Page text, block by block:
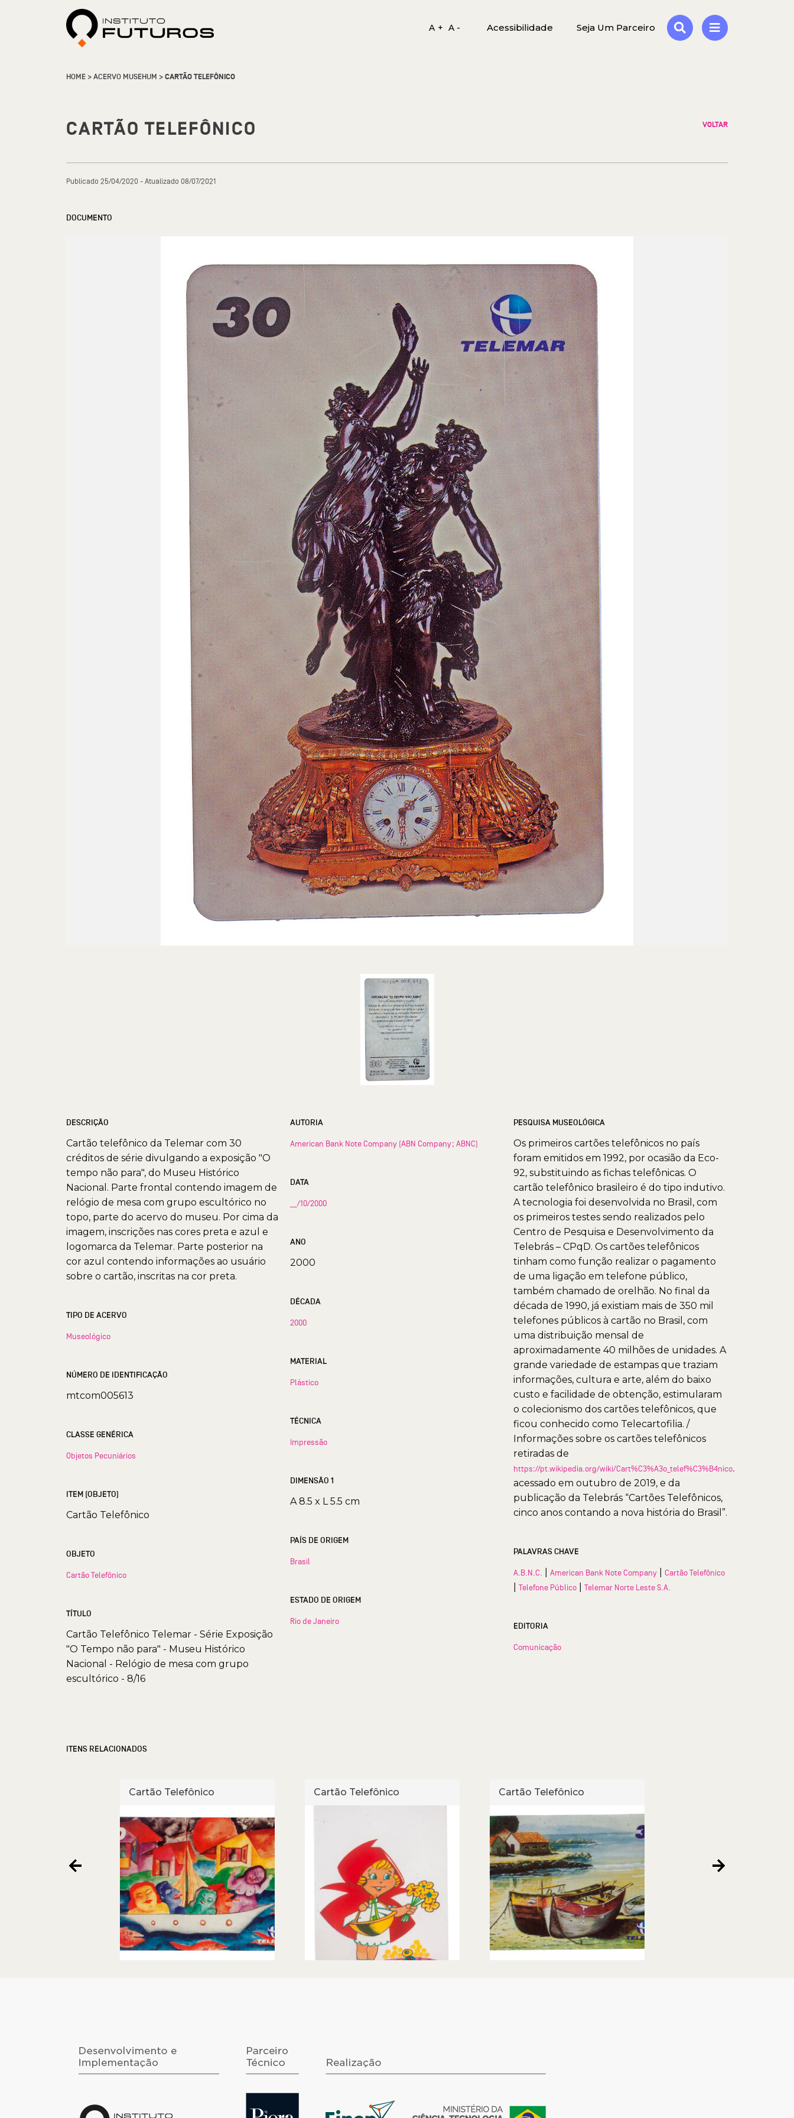
A + A - Acessibilidade Seja Um Parceiro
HOME>ACERVO MUSEHUM >CARTÃO TELEFÔNICO
CARTÃO TELEFÔNICO VOLTAR
Publicado 25/04/2020 - Atualizado 08/07/2021
DOCUMENTO
DESCRIÇÃO
Cartão telefônico da Telemar com 30
créditos de série divulgando a exposição "O
tempo não para", do Museu Histórico
Nacional. Parte frontal contendo imagem de
relógio de mesa com grupo escultórico no
topo, parte do acervo do museu. Por cima da
imagem, inscrições nas cores preta e azul e
logomarca da Telemar. Parte posterior na
cor azul contendo informações ao usuário
sobre o cartão, inscritas na cor preta.
TIPO DE ACERVO
Museológico
NÚMERO DE IDENTIFICAÇÃO
mtcom005613
CLASSE GENÉRICA
Objetos Pecuniários
ITEM (OBJETO)
Cartão Telefônico
OBJETO
Cartão Telefônico
TÍTULO
Cartão Telefônico Telemar - Série Exposição
"O Tempo não para" - Museu Histórico
Nacional - Relógio de mesa com grupo
escultórico - 8/16
AUTORIA
American Bank Note Company (ABN Company; ABNC)
DATA
__/10/2000
ANO
2000
DÉCADA
2000
MATERIAL
Plástico
TÉCNICA
Impressão
DIMENSÃO 1
A 8.5 x L 5.5 cm
PAÍS DE ORIGEM
Brasil
ESTADO DE ORIGEM
Rio de Janeiro
PESQUISA MUSEOLÓGICA
Os primeiros cartões telefônicos no país
foram emitidos em 1992, por ocasião da Eco-
92, substituindo as fichas telefônicas. O
cartão telefônico brasileiro é do tipo indutivo.
A tecnologia foi desenvolvida no Brasil, com
os primeiros testes sendo realizados pelo
Centro de Pesquisa e Desenvolvimento da
Telebrás – CPqD. Os cartões telefônicos
tinham como função realizar o pagamento
de uma ligação em telefone público,
também chamado de orelhão. No final da
década de 1990, já existiam mais de 350 mil
telefones públicos à cartão no Brasil, com
uma distribuição mensal de
aproximadamente 40 milhões de unidades. A
grande variedade de estampas que traziam
informações, cultura e arte, além do baixo
custo e facilidade de obtenção, estimularam
o colecionismo dos cartões telefônicos, que
ficou conhecido como Telecartofilia. /
Informações sobre os cartões telefônicos
retiradas de
https://pt.wikipedia.org/wiki/Cart%C3%A3o_telef%C3%B4nico,
acessado em outubro de 2019, e da
publicação da Telebrás “Cartões Telefônicos,
cinco anos contando a nova história do Brasil”.
PALAVRAS CHAVE
A.B.N.C. |American Bank Note Company |Cartão Telefônico
|Telefone Público |Telemar Norte Leste S.A.
EDITORIA
Comunicação
ITENS RELACIONADOS
Cartão Telefônico Cartão Telefônico Cartão Telefônico